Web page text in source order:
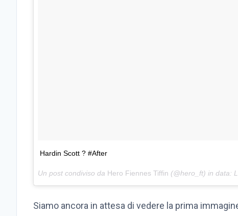
Hardin Scott ? #After
Un post condiviso da Hero Fiennes Tiffin (@hero_ft) in data:
Siamo ancora in attesa di vedere la prima